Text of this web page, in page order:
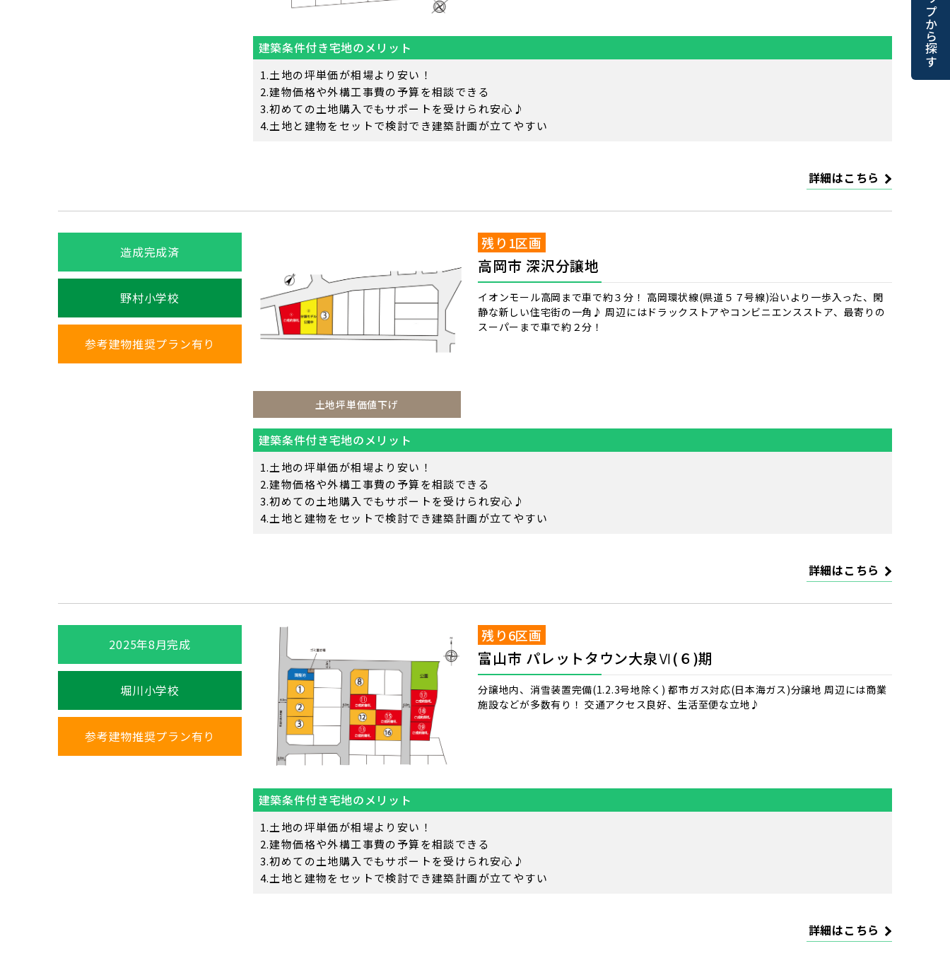
マップから探す
建築条件付き宅地のメリット
土地の坪単価が相場より安い！
建物価格や外構工事費の予算を相談できる
初めての土地購入でもサポートを受けられ安心♪
土地と建物をセットで検討でき建築計画が立てやすい
詳細はこちら
造成完成済
野村小学校
参考建物推奨プラン有り
残り1区画
高岡市 深沢分譲地
イオンモール高岡まで車で約３分！ 高岡環状線(県道５７号線)沿いより一歩入った、閑
静な新しい住宅街の一角♪ 周辺にはドラックストアやコンビニエンスストア、最寄りの
スーパーまで車で約２分！
土地坪単価値下げ
建築条件付き宅地のメリット
土地の坪単価が相場より安い！
建物価格や外構工事費の予算を相談できる
初めての土地購入でもサポートを受けられ安心♪
土地と建物をセットで検討でき建築計画が立てやすい
詳細はこちら
2025年8月完成
堀川小学校
参考建物推奨プラン有り
残り6区画
富山市 パレットタウン大泉Ⅵ(６)期
分譲地内、消雪装置完備(1.2.3号地除く) 都市ガス対応(日本海ガス)分譲地 周辺には商業
施設などが多数有り！ 交通アクセス良好、生活至便な立地♪
建築条件付き宅地のメリット
土地の坪単価が相場より安い！
建物価格や外構工事費の予算を相談できる
初めての土地購入でもサポートを受けられ安心♪
土地と建物をセットで検討でき建築計画が立てやすい
詳細はこちら